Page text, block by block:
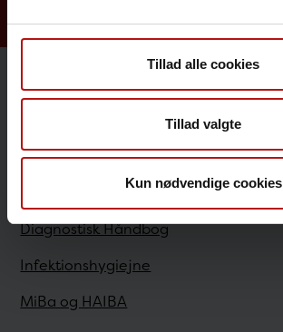
Tillad alle cookies
Tillad valgte
Kun nødvendige cookies
Sundhedsfaglige
Antibiotikaresistens
Diagnostisk Håndbog
Infektionshygiejne
MiBa og HAIBA